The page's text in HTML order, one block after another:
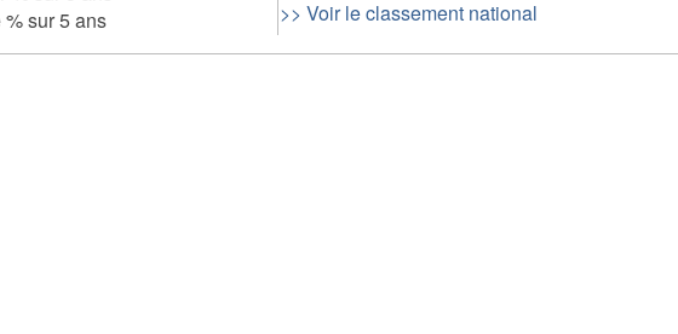
sur 5 ans
>> Voir le classement national